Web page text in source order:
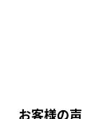
お客様の声